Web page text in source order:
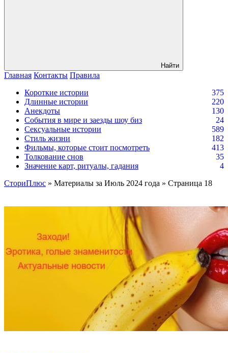
Найти
Главная Контакты Правила
Короткие истории
375
Длинные истории
220
Анекдоты
130
События в мире и заезды шоу биз
24
Сексуальные истории
589
Стиль жизни
182
Фильмы, которые стоит посмотреть
413
Толкование снов
35
Значение карт, ритуалы, гадания
4
СториПлюс » Материалы за Июль 2024 года » Страница 18